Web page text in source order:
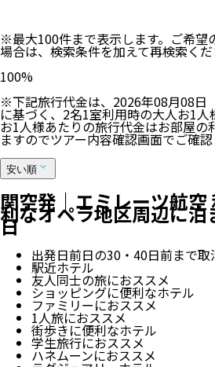
※最大100件まで表示します。ご希望
場合は、検索条件を加えて再検索くだ
100%
※下記旅行代金は、 2026年08月08日
に基づく、2名1室利用時の大人お1人
お1人様あたりの旅行代金はお部屋の
ますのでツアー内容確認画面でご確
安い順
関空発｜エミレーツ航空
利なオペラ地区周辺に泊
日
出発日前日の30・40日前まで取
駅近ホテル
友人同士の旅におススメ
ショッピングに便利なホテル
ファミリーにおススメ
1人旅におススメ
街歩きに便利なホテル
学生旅行におススメ
ハネムーンにおススメ